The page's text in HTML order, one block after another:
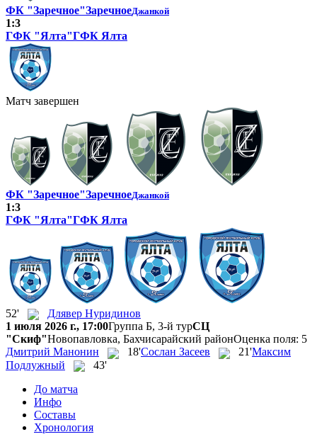
ФК "Заречное"ЗаречноеДжанкой
1:3
ГФК "Ялта"ГФК Ялта
Матч завершен
ФК "Заречное"ЗаречноеДжанкой
1:3
ГФК "Ялта"ГФК Ялта
52'
Длявер Нуридинов
1 июля 2026 г., 17:00Группа Б, 3-й турСЦ
"Скиф"Новопавловка, Бахчисарайский районОценка поля: 5
Дмитрий Манонин
18'Сослан Засеев 21'Максим
Подлужный
43'
До матча
Инфо
Составы
Хронология